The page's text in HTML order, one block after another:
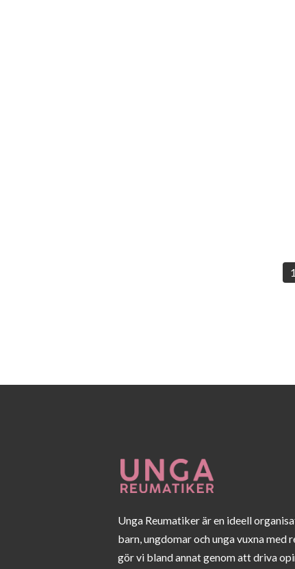
1
Unga Reumatiker är en ideell
barn, ungdomar och unga vuxna med
gör vi bland annat genom att driva